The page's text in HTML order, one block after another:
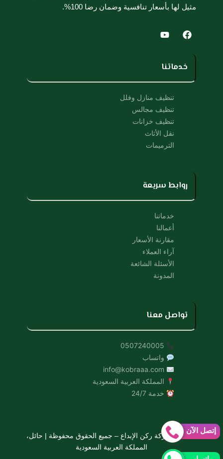
مثيل لها بأسعار تنافسية وضمان رضا 100%.
F
a
b
o
Y
o
u
e
خدماتنا
تنظيف منازل وفلل
تنظيف مجالس
تنظيف خزانات
نقل الأثاث
الترميمات
روابط سريعة
خدماتنا
أعمالنا
مقارنة الأسعار
آراء العملاء
الأسئلة الشائعة
المدونة
تواصل معنا
واتساب
المملكة العربية السعودية
خدمة 24/7
© 2026 شركة ركن الإبداع – جميع الحقوق محفوظة | حائل،
المملكة العربية السعودية
إتصل الآن